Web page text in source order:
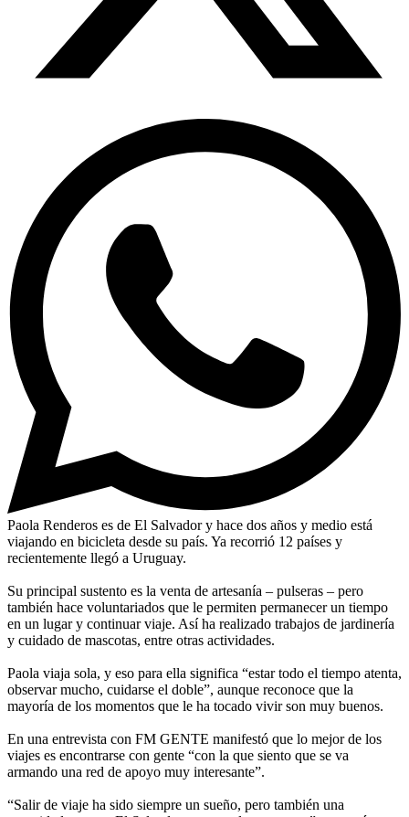
Paola Renderos es de El Salvador y hace dos años y medio está
viajando en bicicleta desde su país. Ya recorrió 12 países y
recientemente llegó a Uruguay.
Su principal sustento es la venta de artesanía – pulseras – pero
también hace voluntariados que le permiten permanecer un tiempo
en un lugar y continuar viaje. Así ha realizado trabajos de jardinería
y cuidado de mascotas, entre otras actividades.
Paola viaja sola, y eso para ella significa “estar todo el tiempo atenta,
observar mucho, cuidarse el doble”, aunque reconoce que la
mayoría de los momentos que le ha tocado vivir son muy buenos.
En una entrevista con FM GENTE manifestó que lo mejor de los
viajes es encontrarse con gente “con la que siento que se va
armando una red de apoyo muy interesante”.
“Salir de viaje ha sido siempre un sueño, pero también una